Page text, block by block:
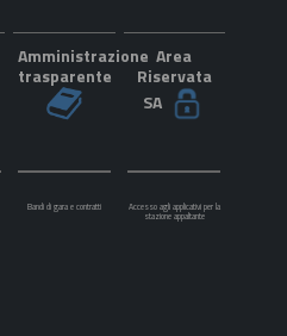
Amministrazione
trasparente
Area
Riservata
SA
Bandi di gara e contratti Accesso agli applicativi per la
stazione appaltante